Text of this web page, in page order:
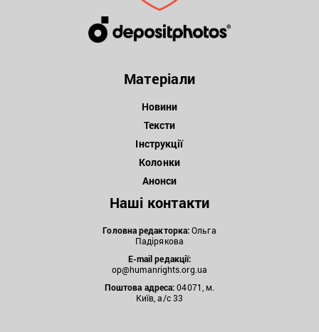
Матеріали
Новини
Тексти
Інструкції
Колонки
Анонси
Наші контакти
Головна редакторка:Ольга
Падірякова
E-mail редакції:
op@humanrights.org.ua
Поштова адреса:04071, м.
Київ, а/с 33